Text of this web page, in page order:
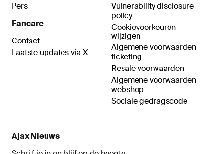
Pers
Fancare
Contact
Laatste updates via X
Vulnerability disclosure
policy
Cookievoorkeuren
wijzigen
Algemene voorwaarden
ticketing
Resale voorwaarden
Algemene voorwaarden
webshop
Sociale gedragscode
Ajax Nieuws